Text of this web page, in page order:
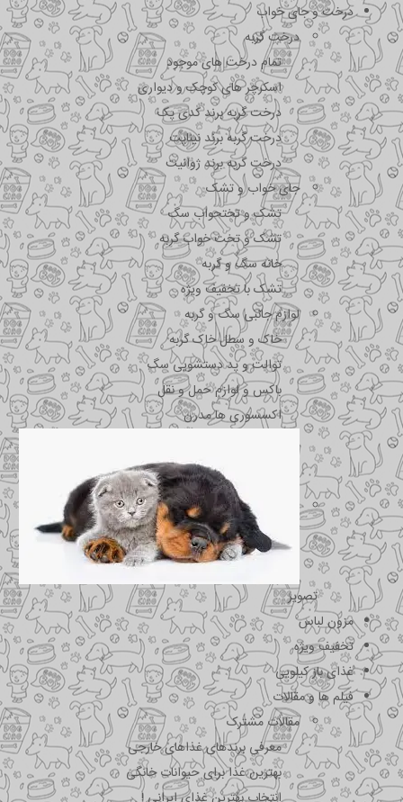
درخت و جای خواب
درخت گربه
تمام درخت های موجود
اسکرچر های کوچک و دیواری
درخت گربه برند کدی پک
درخت گربه برند نیناپت
درخت گربه برند ژوانیت
جای خواب و تشک
تشک و تختحواب سگ
تشک و تخت خواب گربه
خانه سگ و گربه
تشک با تخفیف ویژه
لوازم جانبی سگ و گربه
خاک و سطل خاک گربه
توالت و پد دستشویی سگ
باکس و لوازم حمل و نقل
اکسسوری ها مدرن
تصویر
مزون لباس
تخفیف ویژه
غذای باز کیلویی
فیلم ها و مقالات
مقالات مشترک
معرفی برندهای غذاهای خارجی
بهترین غذا برای حیوانات خانگی